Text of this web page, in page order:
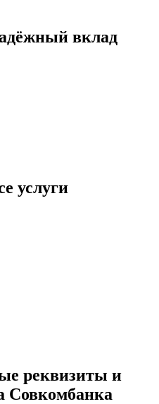
вклад
услуги
реквизиты и
Совкомбанка